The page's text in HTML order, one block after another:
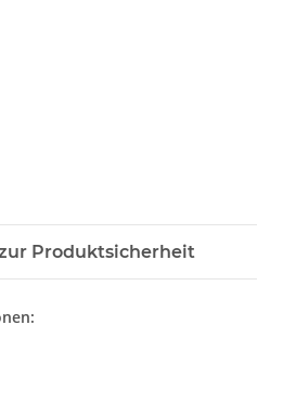
Produktsicherheit